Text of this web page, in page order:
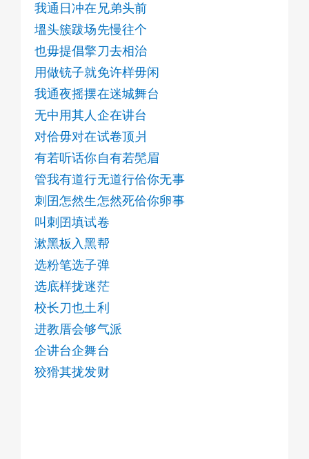
我通日冲在兄弟头前
塭头簇跋场先慢往个
也毋提倡擎刀去相治
用做铳子就免许样毋闲
我通夜摇摆在迷城舞台
无中用其人企在讲台
对佮毋对在试卷顶爿
有若听话你自有若髧眉
管我有道行无道行佮你无事
刺囝怎然生怎然死佮你卵事
叫刺囝填试卷
漱黑板入黑帮
选粉笔选子弹
选底样拢迷茫
校长刀也土利
进教厝会够气派
企讲台企舞台
狡猾其拢发财